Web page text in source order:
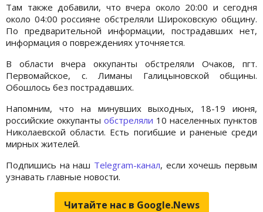
Там также добавили, что вчера около 20:00 и сегодня
около 04:00 россияне обстреляли Широковскую общину.
По предварительной информации, пострадавших нет,
информация о повреждениях уточняется.
В области вчера оккупанты обстреляли Очаков, пгт.
Первомайское, с. Лиманы Галицыновской общины.
Обошлось без пострадавших.
Напомним, что на минувших выходных, 18-19 июня,
российские оккупанты обстреляли 10 населенных пунктов
Николаевской области. Есть погибшие и раненые среди
мирных жителей.
Подпишись на наш Telegram-канал, если хочешь первым
узнавать главные новости.
Читайте нас в Google.News